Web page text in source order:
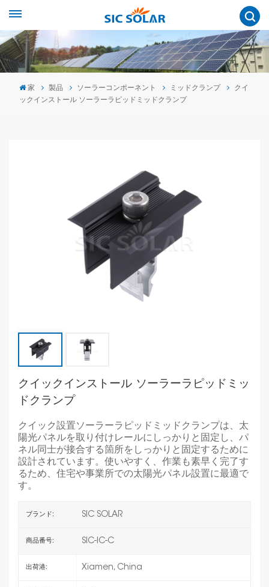
家 製品 ソーラーコンポーネント ミッドクランプ
クイ
ックインストール ソーラーラピッドミッドクランプ
クイックインストール ソーラーラピッドミッ
ドクランプ
クイック設置ソーラーラピッドミッドクランプは、太
陽光パネルを取り付けレールにしっかりと固定し、パ
ネル同士が接合する箇所をしっかりと固定するために
設計されています。使いやすく、作業も素早く完了す
るため、住宅や事業所での太陽光パネル設置に最適で
す。
ブランド: SIC SOLAR
商品番号: SIC-IC-C
出荷港: Xiamen, China